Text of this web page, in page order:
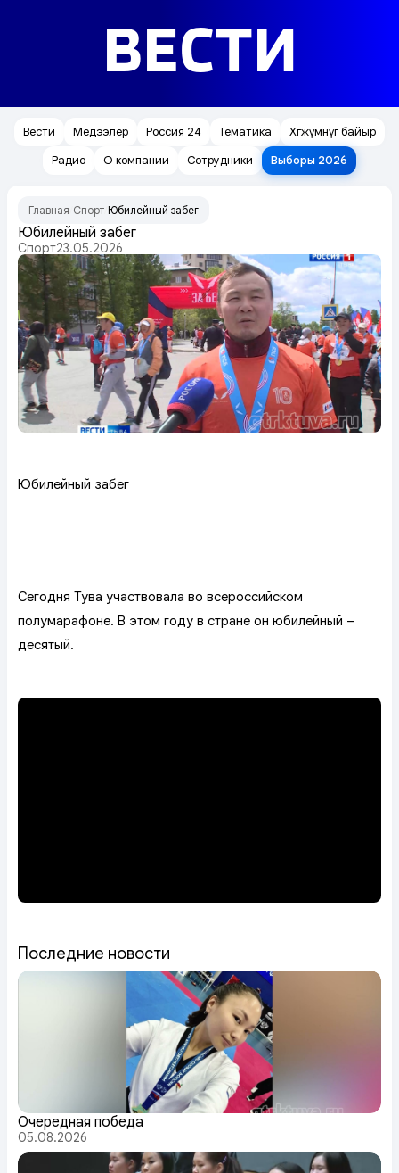
ВЕСТИ
Вести Медээлер Россия 24 Тематика
Хөгжүмнүг байыр
Радио
О компании Сотрудники Выборы 2026
Главная Спорт Юбилейный забег
Юбилейный забег
Спорт23.05.2026
Юбилейный забег
Сегодня Тува участвовала во всероссийском
полумарафоне. В этом году в стране он юбилейный –
десятый.
Последние новости
Очередная победа
05.08.2026